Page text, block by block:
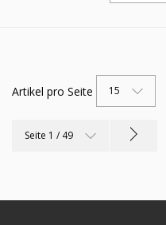
Artikel pro Seite 15
Seite 1 / 49